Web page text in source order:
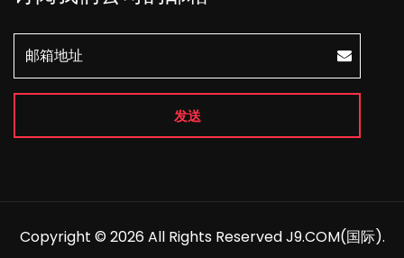
发送
Copyright © 2026 All Rights ReservedJ9.COM(国际).